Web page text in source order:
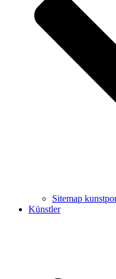
Uli
Harald Schwiers
Sitemap
Künstler